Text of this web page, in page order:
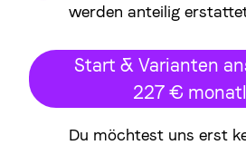
werden anteilig
Start & Varianten
227 €
Du möchtest uns erst